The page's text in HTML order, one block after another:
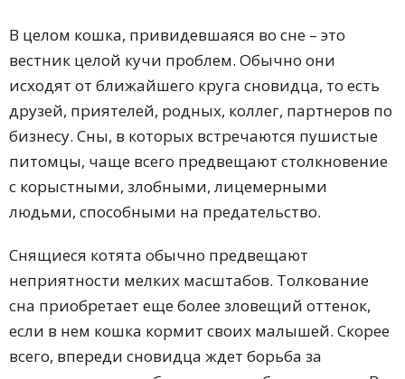
В целом кошка, привидевшаяся во сне – это
вестник целой кучи проблем. Обычно они
исходят от ближайшего круга сновидца, то есть
друзей, приятелей, родных, коллег, партнеров по
бизнесу. Сны, в которых встречаются пушистые
питомцы, чаще всего предвещают столкновение
с корыстными, злобными, лицемерными
людьми, способными на предательство.
Снящиеся котята обычно предвещают
неприятности мелких масштабов. Толкование
сна приобретает еще более зловещий оттенок,
если в нем кошка кормит своих малышей. Скорее
всего, впереди сновидца ждет борьба за